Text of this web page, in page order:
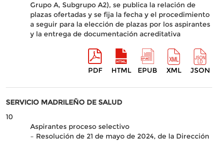
Grupo A, Subgrupo A2), se publica la relación de
plazas ofertadas y se fija la fecha y el procedimiento
a seguir para la elección de plazas por los aspirantes
y la entrega de documentación acreditativa
PDF HTML EPUB XML JSON
SERVICIO MADRILEÑO DE SALUD
10
Aspirantes proceso selectivo
– Resolución de 21 de mayo de 2024, de la Dirección